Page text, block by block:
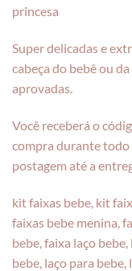
princesa
Super delicadas e
cabeça do bebê ou
aprovadas.
Você receberá o
compra durante todo
postagem até a
kit faixas bebe, kit
faixas bebe menina,
bebe, faixa laço
bebe, laço para